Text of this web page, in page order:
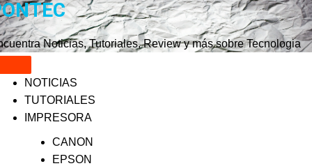
Saltar
al
contenidoNoticias, Tutoriales, Review y más sobre Tecnologia
NOTICIAS
TUTORIALES
IMPRESORA
CANON
EPSON